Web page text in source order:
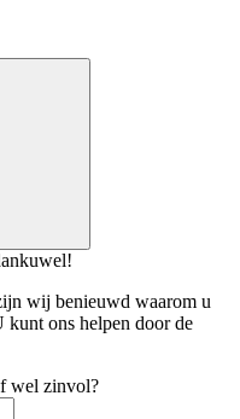
wij benieuwd waarom u
ons helpen door de
wel zinvol?